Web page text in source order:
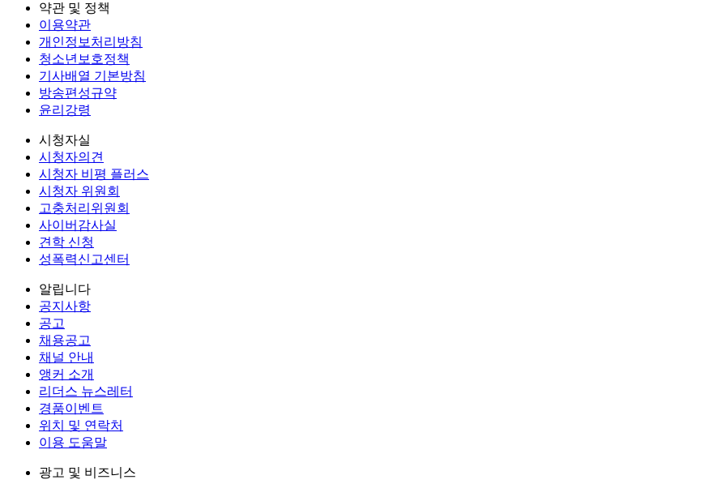
약관 및 정책
이용약관
개인정보처리방침
청소년보호정책
기사배열 기본방침
방송편성규약
윤리강령
시청자실
시청자의견
시청자 비평 플러스
시청자 위원회
고충처리위원회
사이버감사실
견학 신청
성폭력신고센터
알립니다
공지사항
공고
채용공고
채널 안내
앵커 소개
리더스 뉴스레터
경품이벤트
위치 및 연락처
이용 도움말
광고 및 비즈니스